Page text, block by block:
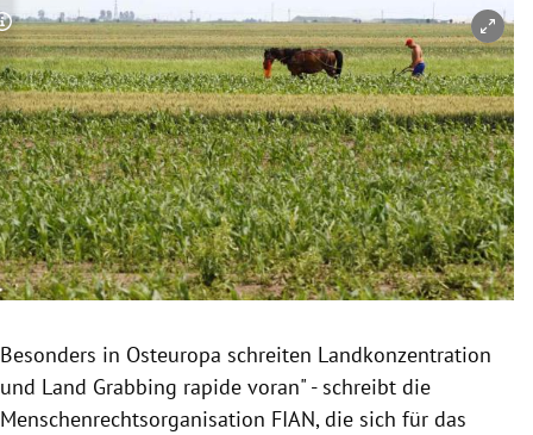
Untermenü
Untermenü
Untermenü
Untermenü
Untermenü
Untermenü
Copyright-Hinweis öffnen/schließen
Besonders in Osteuropa schreiten Landkonzentration
und Land Grabbing rapide voran" - schreibt die
Menschenrechtsorganisation FIAN, die sich für das